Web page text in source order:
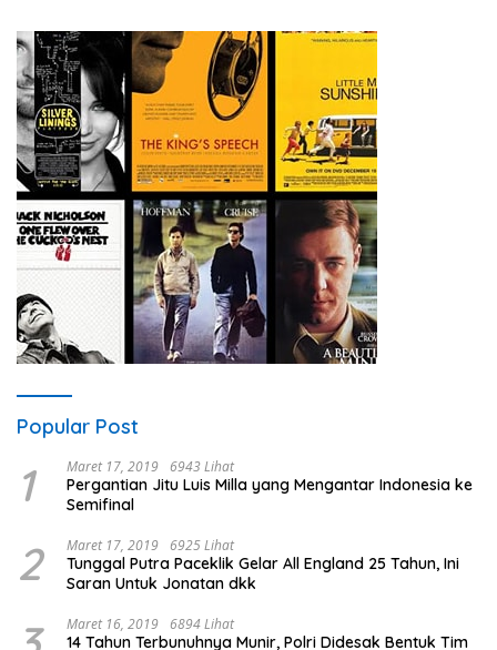
Popular Post
1 Maret 17, 2019 6943 Lihat
Pergantian Jitu Luis Milla yang Mengantar Indonesia ke
Semifinal
2 Maret 17, 2019 6925 Lihat
Tunggal Putra Paceklik Gelar All England 25 Tahun, Ini
Saran Untuk Jonatan dkk
Maret 16, 2019 6894 Lihat
14 Tahun Terbunuhnya Munir, Polri Didesak Bentuk Tim